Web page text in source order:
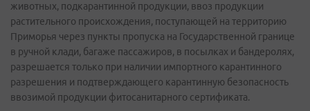
животных, подкарантинной продукции, ввоз продукции
растительного происхождения, поступающей на территорию
Приморья через пункты пропуска на Государственной границе
в ручной клади, багаже пассажиров, в посылках и бандеролях,
разрешается только при наличии импортного карантинного
разрешения и подтверждающего карантинную безопасность
ввозимой продукции фитосанитарного сертификата.